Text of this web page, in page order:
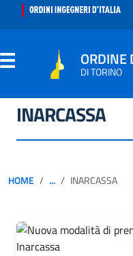
ORDINE
DI TORINO
ORDINE
PROFESSIONE
INARCASSA
HOME ... INARCASSA